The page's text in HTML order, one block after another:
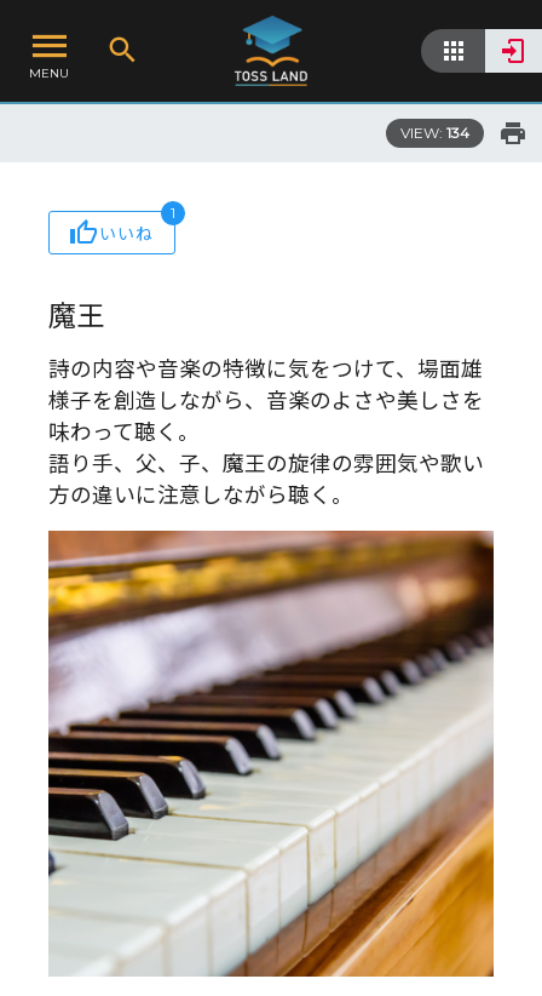
MENU
VIEW: 134
いいね
1
魔王
詩の内容や音楽の特徴に気をつけて、場面雄
様子を創造しながら、音楽のよさや美しさを
味わって聴く。
語り手、父、子、魔王の旋律の雰囲気や歌い
方の違いに注意しながら聴く。